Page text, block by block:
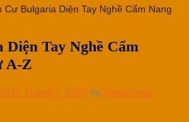
Cư Bulgaria Diện Tay Nghề Cẩm Nang
Tay Nghề Cẩm
A-Z
11 Tháng 1, 2026 by Vietschoice